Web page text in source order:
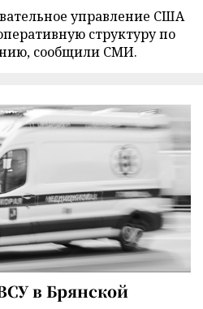
управление США
структуру по
сообщили СМИ.
в Брянской